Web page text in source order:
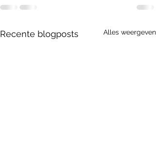
Recente blogposts Alles weergeven